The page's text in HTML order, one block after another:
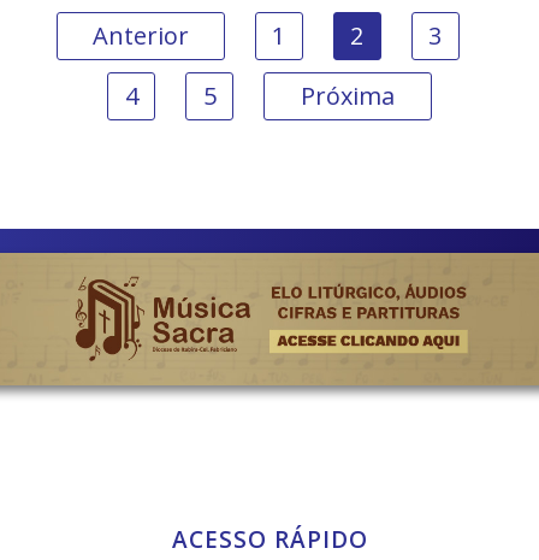
Anterior 1 2
3
4
5 Próxima
ACESSO RÁPIDO